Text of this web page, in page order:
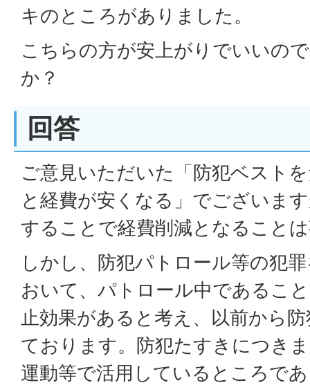
キのところがありました。
こちらの方が安上がりでいいの
か？
回答
ご意見いただいた「防犯ベスト
と経費が安くなる」でございま
することで経費削減となること
しかし、防犯パトロール等の犯
おいて、パトロール中であるこ
止効果があると考え、以前から
ております。防犯たすきにつき
運動等で活用しているところで